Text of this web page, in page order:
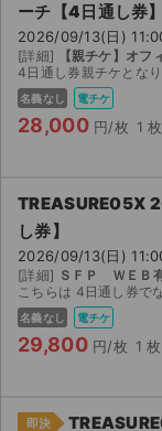
ーチ【4日通し券】
2026/09/13(日)
[詳細]
【親チケ】オフ
4日通し券親チケとなり
名義なし 電チケ
28,000 円/枚 1 枚
TREASURE05X
し券】
2026/09/13(日)
[詳細] ＳＦＰ ＷＥＢ
こちらは 4日通し券でなく、
名義なし 電チケ
29,800 円/枚 1 枚
即決